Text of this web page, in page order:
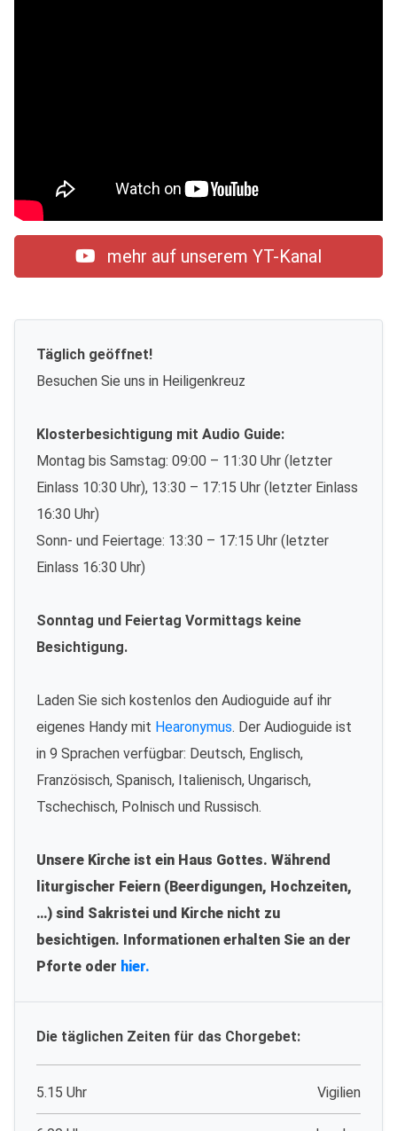
mehr auf unserem YT-Kanal
Täglich geöffnet!
Besuchen Sie uns in Heiligenkreuz
Klosterbesichtigung mit Audio Guide:
Montag bis Samstag: 09:00 – 11:30 Uhr (letzter
Einlass 10:30 Uhr), 13:30 – 17:15 Uhr (letzter Einlass
16:30 Uhr)
Sonn- und Feiertage: 13:30 – 17:15 Uhr (letzter
Einlass 16:30 Uhr)
Sonntag und Feiertag Vormittags keine
Besichtigung.
Laden Sie sich kostenlos den Audioguide auf ihr
eigenes Handy mit Hearonymus. Der Audioguide ist
in 9 Sprachen verfügbar: Deutsch, Englisch,
Französisch, Spanisch, Italienisch, Ungarisch,
Tschechisch, Polnisch und Russisch.
Unsere Kirche ist ein Haus Gottes. Während
liturgischer Feiern (Beerdigungen, Hochzeiten,
…) sind Sakristei und Kirche nicht zu
besichtigen. Informationen erhalten Sie an der
Pforte oder hier.
Die täglichen Zeiten für das Chorgebet:
5.15 Uhr Vigilien